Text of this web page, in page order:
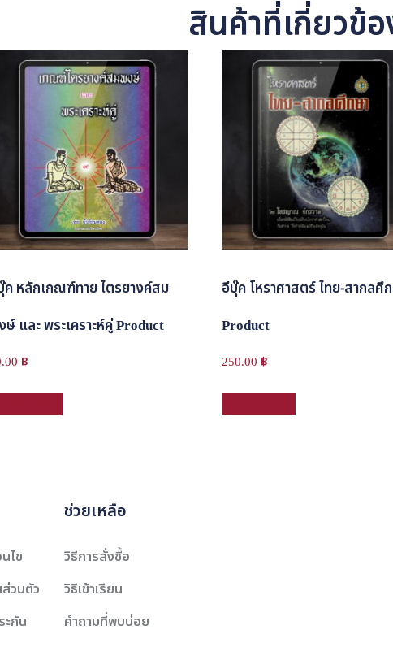
จุ้ย
ประจำ
ตัว
Product
สินค้าที่เกี่ยวข้
ค หลักเกณฑ์ทาย ไตรยางค์สม
และ พระเคราะห์คู่ Product
฿
อีบุ๊ค โหราศาสตร์ ไทย-สากลศึ
Product
250.00 ฿
ไข
วนตัว
ะกัน
ช่วยเหลือ
วิธีการสั่งซื้อ
วิธีเข้าเรียน
คำถามที่พบบ่อย